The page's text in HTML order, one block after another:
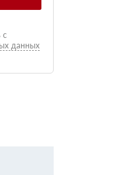
с
данных